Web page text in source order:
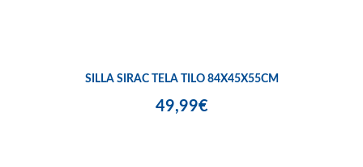
SILLA SIRAC TELA TILO 84X45X55CM
49,99€